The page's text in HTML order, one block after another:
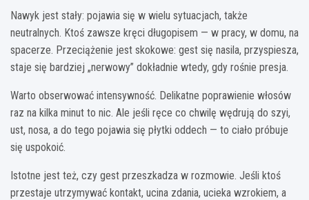
Nawyk jest stały: pojawia się w wielu sytuacjach, także
neutralnych. Ktoś zawsze kręci długopisem — w pracy, w domu, na
spacerze. Przeciążenie jest skokowe: gest się nasila, przyspiesza,
staje się bardziej „nerwowy” dokładnie wtedy, gdy rośnie presja.
Warto obserwować intensywność. Delikatne poprawienie włosów
raz na kilka minut to nic. Ale jeśli ręce co chwilę wędrują do szyi,
ust, nosa, a do tego pojawia się płytki oddech — to ciało próbuje
się uspokoić.
Istotne jest też, czy gest przeszkadza w rozmowie. Jeśli ktoś
przestaje utrzymywać kontakt, ucina zdania, ucieka wzrokiem, a